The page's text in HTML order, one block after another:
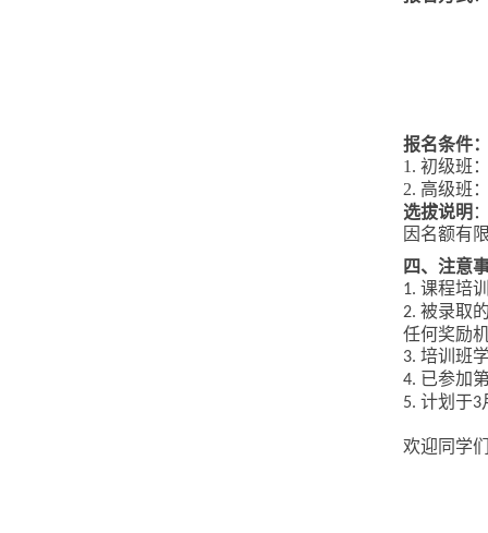
报名条件
1. 初级班
2. 高级班
选拔说明
因名额有
四、注意
1. 课程培
2. 被录取
任何奖励
3. 培训班
4. 已参加
5. 计划于3
欢迎同学